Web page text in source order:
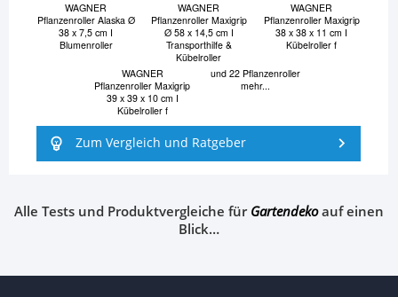
WAGNER
Pflanzenroller Alaska Ø
38 x 7,5 cm I
Blumenroller
WAGNER
Pflanzenroller Maxigrip
Ø 58 x 14,5 cm I
Transporthilfe &
Kübelroller
WAGNER
Pflanzenroller Maxigrip
38 x 38 x 11 cm I
Kübelroller f
WAGNER
Pflanzenroller Maxigrip
39 x 39 x 10 cm I
Kübelroller f
und 22 Pflanzenroller
mehr...
Zum Vergleich und Ratgeber
Alle Tests und Produktvergleiche fürGartendekoauf einen
Blick…